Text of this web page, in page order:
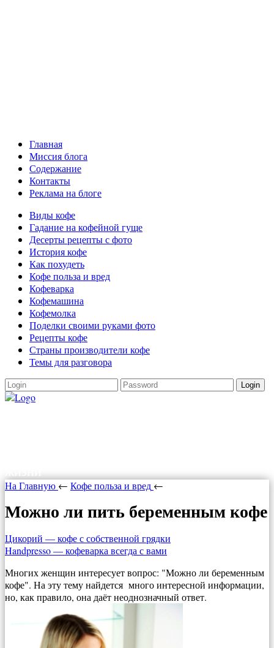
Главная
Миссия блога
Содержание
Контакты
Реклама на блоге
Виды кофе
Гадание на кофейной гуще
Десерты рецепты с фото
История кофе
Как похудеть
Кофе польза и вред
Кофеварка
Кофемашина
Кофемолка
Поделки своими руками фото
Рецепты кофе
Страны производители кофе
Темы для разговора
Login
На Главную ← Кофе польза и вред ←
Можно ли пить беременным кофе
Цикорий — кофе с собственной грядки
Handpresso — кофеварка всегда с вами
Многих женщин интересует вопрос: "Можно ли беременным
кофе". На эту тему найдется много интересной информации,
но, как правило, она даёт неоднозначный ответ.